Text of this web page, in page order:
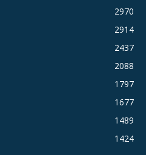
2970
2914
2437
2088
1797
1677
1489
1424